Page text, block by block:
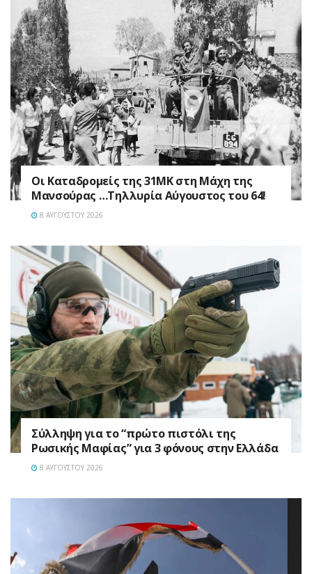
Οι Καταδρομείς της 31ΜΚ στη Mάχη της
Μανσούρας …Τηλλυρία Αύγουστος του 64!
8 ΑΥΓΟΎΣΤΟΥ 2026
Σύλληψη για το “πρώτο πιστόλι της
Ρωσικής Μαφίας” για 3 φόνους στην Ελλάδα
8 ΑΥΓΟΎΣΤΟΥ 2026